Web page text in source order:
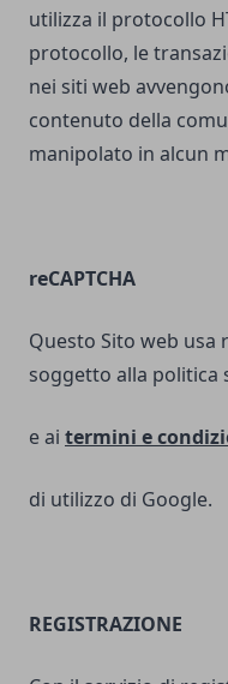
utilizza il protocollo
protocollo, le
nei siti web
contenuto della
manipolato in alcun
reCAPTCHA
Questo Sito web usa
soggetto alla politica
e ai termini e
di utilizzo di Google.
REGISTRAZIONE